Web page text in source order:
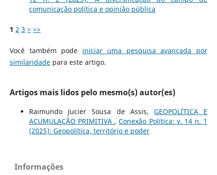
comunicação política e opinião pública
1 2 3 > >>
Você também pode iniciar uma pesquisa avançada por
similaridadepara este artigo.
Artigos mais lidos pelo mesmo(s) autor(es)
Raimundo Jucier Sousa de Assis, GEOPOLÍTICA E
ACUMULAÇÃO PRIMITIVA ,Conexão Política: v. 14 n. 1
(2025): Geopolítica, território e poder
Informações